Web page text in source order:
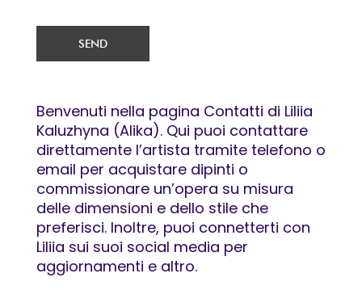
SEND
Benvenuti nella pagina Contatti di Liliia
Kaluzhyna (Alika). Qui puoi contattare
direttamente l’artista tramite telefono o
email per acquistare dipinti o
commissionare un’opera su misura
delle dimensioni e dello stile che
preferisci. Inoltre, puoi connetterti con
Liliia sui suoi social media per
aggiornamenti e altro.